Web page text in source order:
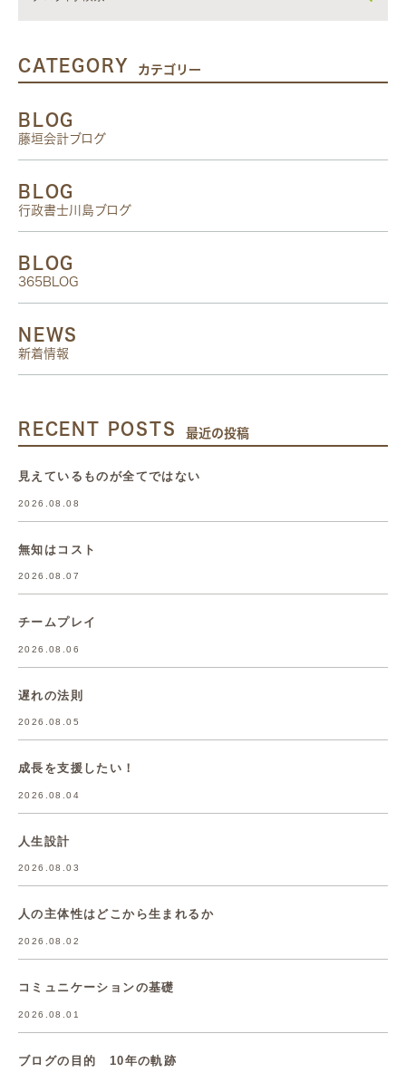
CATEGORY カテゴリー
BLOG
藤垣会計ブログ
BLOG
行政書士川島ブログ
BLOG
365BLOG
NEWS
新着情報
RECENT POSTS 最近の投稿
見えているものが全てではない
2026.08.08
無知はコスト
2026.08.07
チームプレイ
2026.08.06
遅れの法則
2026.08.05
成長を支援したい！
2026.08.04
人生設計
2026.08.03
人の主体性はどこから生まれるか
2026.08.02
コミュニケーションの基礎
2026.08.01
ブログの目的 10年の軌跡